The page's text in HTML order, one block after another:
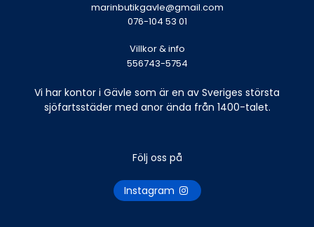
marinbutikgavle@gmail.com
076-104 53 01
Villkor & info
556743-5754
Vi har kontor i Gävle som är en av Sveriges största
sjöfartsstäder med anor ända från 1400-talet.
Följ oss på
Instagram